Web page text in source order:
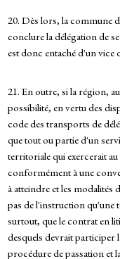
20. Dès lors, la commune
conclure la délégation de
est donc entaché d'un vice
21. En outre, si la région,
possibilité, en vertu des
code des transports de
que tout ou partie d'un
territoriale qui exercerait
conformément à une
à atteindre et les modalités
pas de l'instruction qu'une
surtout, que le contrat en
desquels devrait participer
procédure de passation et